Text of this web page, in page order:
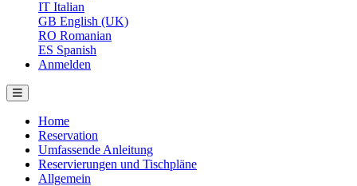
IT Italian
GB English (UK)
RO Romanian
ES Spanish
Anmelden
Home
Reservation
Umfassende Anleitung
Reservierungen und Tischpläne
Allgemein